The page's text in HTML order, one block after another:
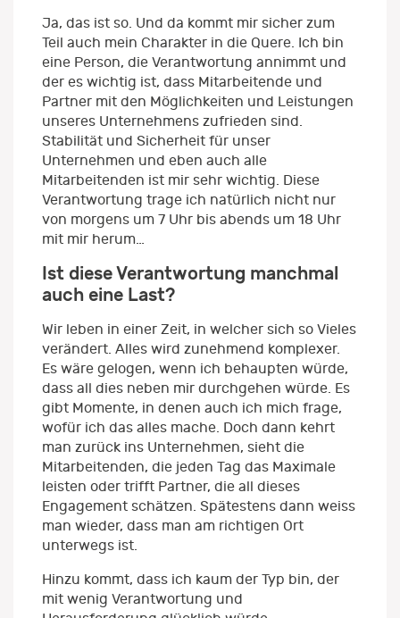
Ja, das ist so. Und da kommt mir sicher zum
Teil auch mein Charakter in die Quere. Ich bin
eine Person, die Verantwortung annimmt und
der es wichtig ist, dass Mitarbeitende und
Partner mit den Möglichkeiten und Leistungen
unseres Unternehmens zufrieden sind.
Stabilität und Sicherheit für unser
Unternehmen und eben auch alle
Mitarbeitenden ist mir sehr wichtig. Diese
Verantwortung trage ich natürlich nicht nur
von morgens um 7 Uhr bis abends um 18 Uhr
mit mir herum…
Ist diese Verantwortung manchmal
auch eine Last?
Wir leben in einer Zeit, in welcher sich so Vieles
verändert. Alles wird zunehmend komplexer.
Es wäre gelogen, wenn ich behaupten würde,
dass all dies neben mir durchgehen würde. Es
gibt Momente, in denen auch ich mich frage,
wofür ich das alles mache. Doch dann kehrt
man zurück ins Unternehmen, sieht die
Mitarbeitenden, die jeden Tag das Maximale
leisten oder trifft Partner, die all dieses
Engagement schätzen. Spätestens dann weiss
man wieder, dass man am richtigen Ort
unterwegs ist.
Hinzu kommt, dass ich kaum der Typ bin, der
mit wenig Verantwortung und